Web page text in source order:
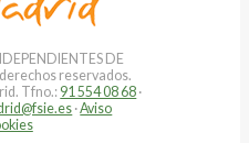
DE
reservados.
Tfno.: 91 554 08 68 ·
·Aviso